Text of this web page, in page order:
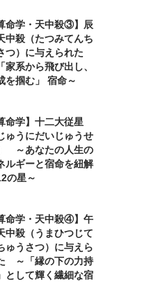
命学・天中殺③】辰
中殺（たつみてんち
つ）に与えられた
家系から飛び出し、
を掴む」 宿命～
命学】十二大従星
ゅうにだいじゅうせ
～あなたの人生の
ルギーと宿命を紐解
の星～
命学・天中殺④】午
中殺（うまひつじて
ゅうさつ）に与えら
～「縁の下の力持
として輝く繊細な宿